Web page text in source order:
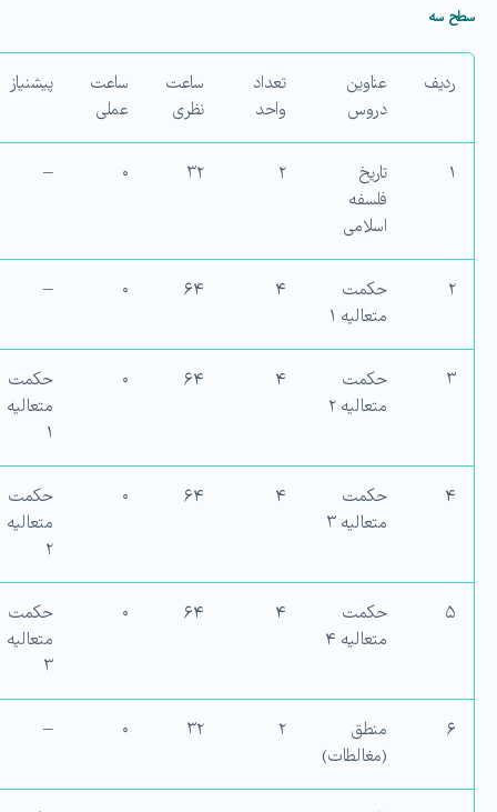
سطح سه
ردیف
عناوین
دروس
تعداد
واحد
ساعت
نظری
ساعت
عملی
پیشنیاز
۱
تاریخ
فلسفه
اسلامی
۲ ۳۲ ۰ –
۲
حکمت
متعالیه ۱
۴ ۶۴ ۰ –
۳
حکمت
متعالیه ۲
۴ ۶۴ ۰
حکمت
متعالیه
۱
۴
حکمت
متعالیه ۳
۴ ۶۴ ۰
حکمت
متعالیه
۲
۵
حکمت
متعالیه ۴
۴ ۶۴ ۰
حکمت
متعالیه
۳
۶
منطق
(مغالطات)
۲ ۳۲ ۰ –